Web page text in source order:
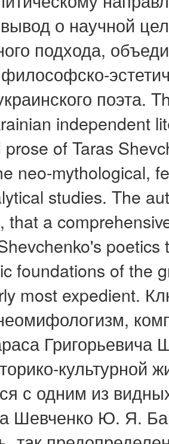
о научной
подхода,
поэта.
independent
of Taras
neo-mythological,
studies. The
that a
foundations of the
most expedient.
Григорьевича
культурной
с одним из
Шевченко Ю. Я.